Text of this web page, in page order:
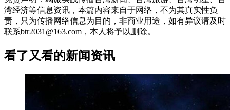
湾经济等信息资讯，本篇内容来自于网络，不为其真实性负
责，只为传播网络信息为目的，非商业用途，如有异议请及时
联系btr2031@163.com，本人将予以删除。
看了又看的新闻资讯